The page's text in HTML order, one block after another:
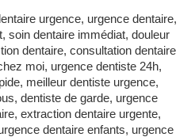
urgence, urgence dentaire,
soin dentaire immédiat, douleur
dentaire, consultation dentaire
moi, urgence dentiste 24h,
meilleur dentiste urgence,
dentiste de garde, urgence
extraction dentaire urgente,
dentaire enfants, urgence